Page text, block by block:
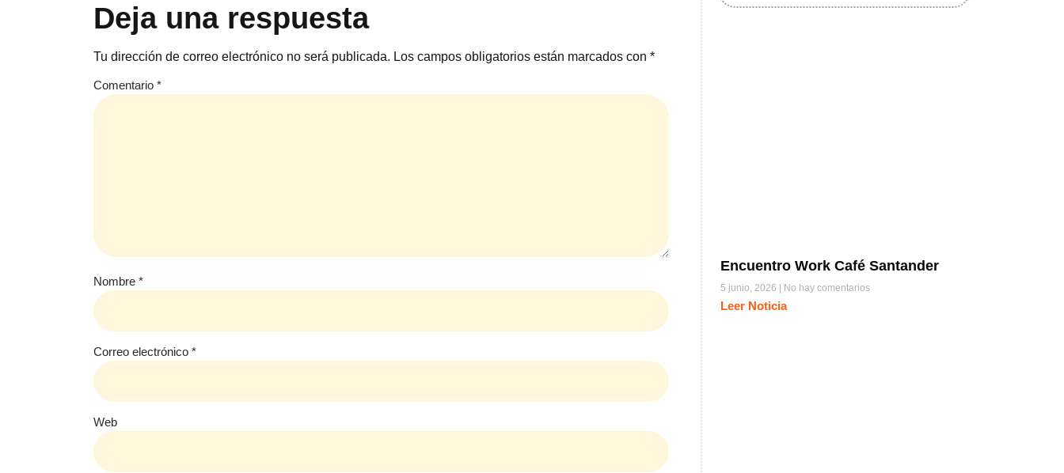
Deja una respuesta
Tu dirección de correo electrónico no será publicada. Los campos obligatorios están marcados con *
Comentario *
Nombre *
Correo electrónico *
Web
Encuentro Work Café Santander
5 junio, 2026 No hay comentarios
Leer Noticia